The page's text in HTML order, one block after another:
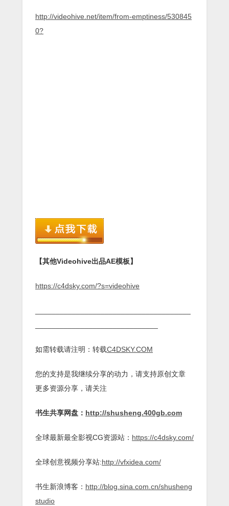
http://videohive.net/item/from-emptiness/530845
0?
【其他Videohive出品AE模板】
https://c4dsky.com/?s=videohive
如需转载请注明：转载C4DSKY.COM
您的支持是我继续分享的动力，请支持原创文章
更多资源分享，请关注
书生共享网盘： http://shusheng.400gb.com
全球最新最全影视CG资源站： https://c4dsky.com/
全球创意视频分享站:http://vfxidea.com/
书生新浪博客： http://blog.sina.com.cn/shusheng
studio